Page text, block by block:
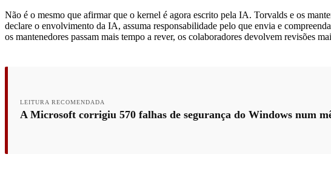
Não é o mesmo que afirmar que o kernel é agora escrito pela IA. Torvalds e os
declare o envolvimento da IA, assuma responsabilidade pelo que envia e
os mantenedores passam mais tempo a rever, os colaboradores devolvem revisões
LEITURA RECOMENDADA
A Microsoft corrigiu 570 falhas de segurança do Windows num